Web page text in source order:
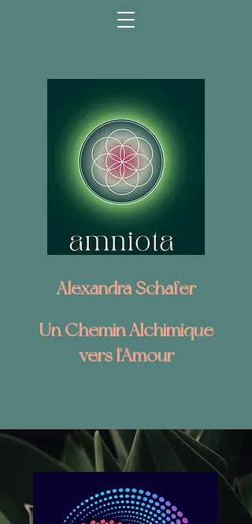
Alexandra Schafer
Un Chemin Alchimique
vers l'Amour